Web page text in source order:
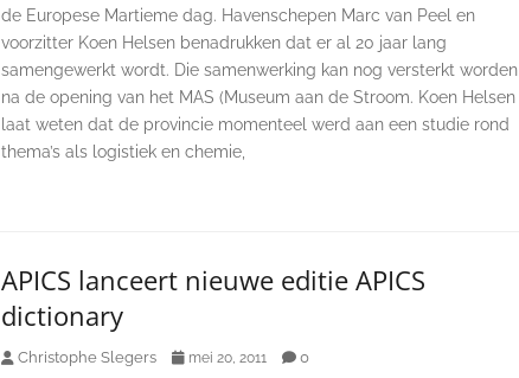
de Europese Martieme dag. Havenschepen Marc van Peel en
voorzitter Koen Helsen benadrukken dat er al 20 jaar lang
samengewerkt wordt. Die samenwerking kan nog versterkt worden
na de opening van het MAS (Museum aan de Stroom. Koen Helsen
laat weten dat de provincie momenteel werd aan een studie rond
thema’s als logistiek en chemie,
APICS lanceert nieuwe editie APICS
dictionary
Christophe Slegers mei 20, 2011 0